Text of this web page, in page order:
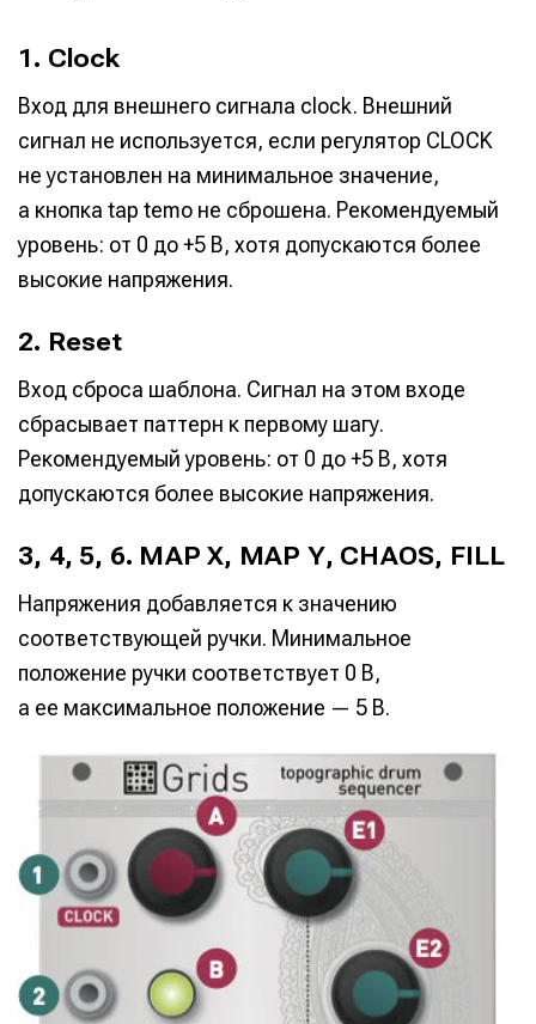
1. Clock
Вход для внешнего сигнала clock. Внешний
сигнал не используется, если регулятор CLOCK
не установлен на минимальное значение,
а кнопка tap temo не сброшена. Рекомендуемый
уровень: от 0 до +5 В, хотя допускаются более
высокие напряжения.
2. Reset
Вход сброса шаблона. Сигнал на этом входе
сбрасывает паттерн к первому шагу.
Рекомендуемый уровень: от 0 до +5 В, хотя
допускаются более высокие напряжения.
3, 4, 5, 6. MAP X, MAP Y, CHAOS, FILL
Напряжения добавляется к значению
соответствующей ручки. Минимальное
положение ручки соответствует 0 В,
а ее максимальное положение — 5 В.